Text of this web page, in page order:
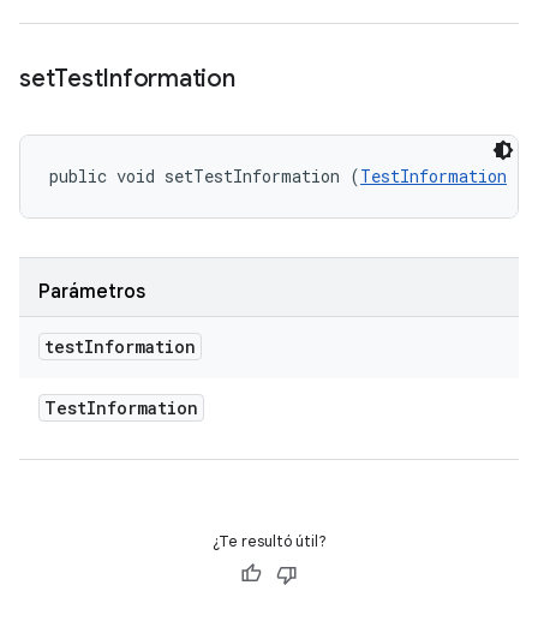
setTestInformation
public void setTestInformation (TestInformation
Parámetros
testInformation
TestInformation
¿Te resultó útil?